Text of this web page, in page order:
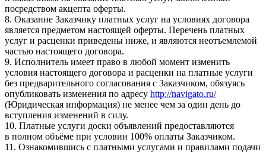
посредством акцепта оферты.
8. Оказание Заказчику платных услуг на условиях договора
является предметом настоящей оферты. Перечень платных
услуг и расценки приведены ниже, и являются неотъемлемой
частью настоящего договора.
9. Исполнитель имеет право в любой момент изменить
условия настоящего договора и расценки на платные услуги
без предварительного согласования с Заказчиком, обязуясь
опубликовать изменения по адресу http://navigato.ru/
(Юридическая информация) не менее чем за один день до
вступления изменений в силу.
10. Платные услуги доски объявлений предоставляются
в полном объёме при условии 100% оплаты Заказчиком.
11. Ознакомившись с платными услугами и правилами подачи